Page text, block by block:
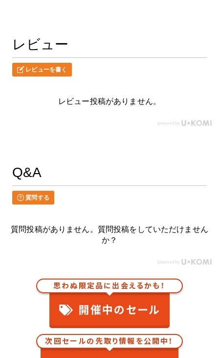
レビュー
レビューを書く
レビュー投稿がありません。
Q&A
質問する
質問投稿がありません。質問投稿をしていただけません
か？
思わぬ限定品に出会えるかも！
開催中のセール
次回セールの先取り情報を公開中！